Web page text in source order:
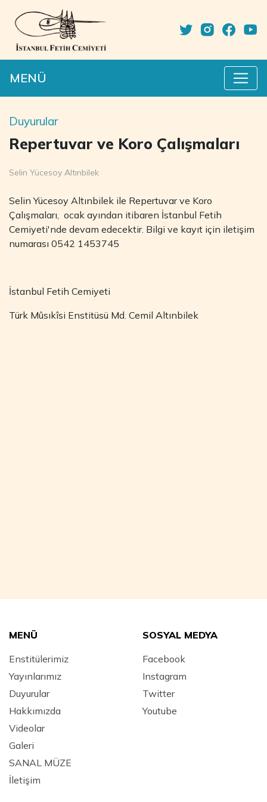
MENÜ
Duyurular
Repertuvar ve Koro Çalışmaları
Selin Yücesoy Altınbilek
Selin Yücesoy Altınbilek ile Repertuvar ve Koro
Çalışmaları, ocak ayından itibaren İstanbul Fetih
Cemiyeti'nde devam edecektir. Bilgi ve kayıt için iletişim
numarası 0542 1453745
İstanbul Fetih Cemiyeti
Türk Mûsıkîsi Enstitüsü Md. Cemil Altınbilek
MENÜ
Enstitülerimiz
Yayınlarımız
Duyurular
Hakkımızda
Videolar
Galeri
SANAL MÜZE
İletişim
SOSYAL MEDYA
Facebook
Instagram
Twitter
Youtube